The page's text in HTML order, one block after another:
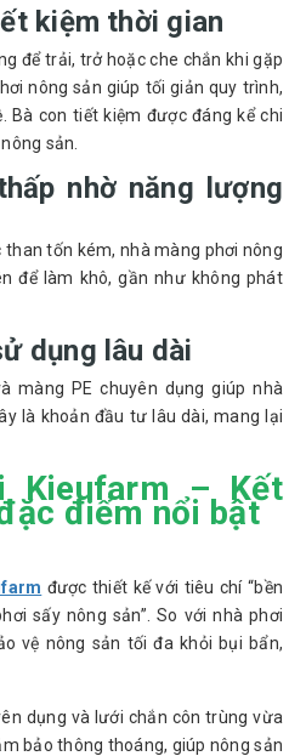
kiệm thời gian
để trải, trở hoặc che chắn khi gặp
nông sản giúp tối giản quy trình,
Bà con tiết kiệm được đáng kể chi
sản.
nhờ năng lượng
than tốn kém, nhà màng phơi nông
để làm khô, gần như không phát
dụng lâu dài
màng PE chuyên dụng giúp nhà
là khoản đầu tư lâu dài, mang lại
Kieufarm – Kết
điểm nổi bật
được thiết kế với tiêu chí “bền
sấy nông sản”. So với nhà phơi
vệ nông sản tối đa khỏi bụi bẩn,
dụng và lưới chắn côn trùng vừa
bảo thông thoáng, giúp nông sản